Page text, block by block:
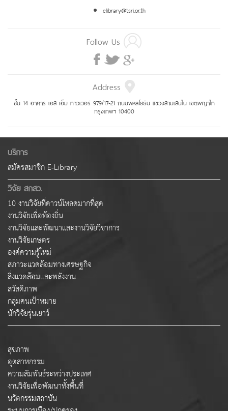
elibrary@tsri.or.th
Follow Us
Address
ชั้น 14 อาคาร เอส เอ็ม ทาวเวอร์ 979/17-21 ถนนพหลโยธิน แขวงสามเสนใน เขตพญาไท
กรุงเทพฯ 10400
บริการ
สมัครสมาชิก E-Library
วิจัย สกสว.
10 งานวิจัยที่ดาวน์โหลดมากที่สุด
งานวิจัยเพื่อท้องถิ่น
งานวิจัยและพัฒนาและงานวิจัยวิชาการ
งานวิจัยเกษตร
องค์ความรู้ใหม่
สภาวะแวดล้อมทางเศรษฐกิจ
สิ่งแวดล้อมและพลังงาน
สวัสดิภาพ
กลุ่มคนเป้าหมาย
นักวิจัยรุ่นเยาว์
สุขภาพ
อุตสาหกรรม
ความสัมพันธ์ระหว่างประเทศ
งานวิจัยเพื่อพัฒนาทั้งพื้นที่
นวัตกรรมสถาบัน